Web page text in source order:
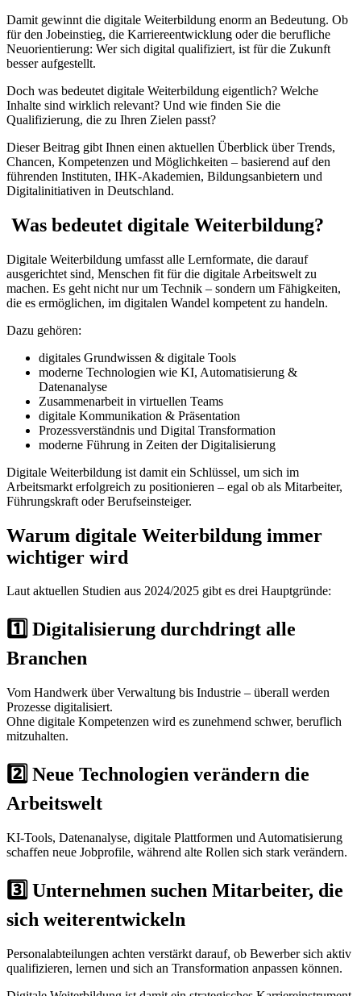
Damit gewinnt die digitale Weiterbildung enorm an Bedeutung. Ob
für den Jobeinstieg, die Karriereentwicklung oder die berufliche
Neuorientierung: Wer sich digital qualifiziert, ist für die Zukunft
besser aufgestellt.
Doch was bedeutet digitale Weiterbildung eigentlich? Welche
Inhalte sind wirklich relevant? Und wie finden Sie die
Qualifizierung, die zu Ihren Zielen passt?
Dieser Beitrag gibt Ihnen einen aktuellen Überblick über Trends,
Chancen, Kompetenzen und Möglichkeiten – basierend auf den
führenden Instituten, IHK-Akademien, Bildungsanbietern und
Digitalinitiativen in Deutschland.
Was bedeutet digitale Weiterbildung?
Digitale Weiterbildung umfasst alle Lernformate, die darauf
ausgerichtet sind, Menschen fit für die digitale Arbeitswelt zu
machen. Es geht nicht nur um Technik – sondern um Fähigkeiten,
die es ermöglichen, im digitalen Wandel kompetent zu handeln.
Dazu gehören:
digitales Grundwissen & digitale Tools
moderne Technologien wie KI, Automatisierung &
Datenanalyse
Zusammenarbeit in virtuellen Teams
digitale Kommunikation & Präsentation
Prozessverständnis und Digital Transformation
moderne Führung in Zeiten der Digitalisierung
Digitale Weiterbildung ist damit ein Schlüssel, um sich im
Arbeitsmarkt erfolgreich zu positionieren – egal ob als Mitarbeiter,
Führungskraft oder Berufseinsteiger.
Warum digitale Weiterbildung immer
wichtiger wird
Laut aktuellen Studien aus 2024/2025 gibt es drei Hauptgründe:
1️⃣ Digitalisierung durchdringt alle
Branchen
Vom Handwerk über Verwaltung bis Industrie – überall werden
Prozesse digitalisiert.
Ohne digitale Kompetenzen wird es zunehmend schwer, beruflich
mitzuhalten.
2️⃣ Neue Technologien verändern die
Arbeitswelt
KI-Tools, Datenanalyse, digitale Plattformen und Automatisierung
schaffen neue Jobprofile, während alte Rollen sich stark verändern.
3️⃣ Unternehmen suchen Mitarbeiter, die
sich weiterentwickeln
Personalabteilungen achten verstärkt darauf, ob Bewerber sich aktiv
qualifizieren, lernen und sich an Transformation anpassen können.